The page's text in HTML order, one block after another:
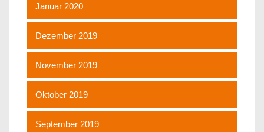
Januar 2020
Dezember 2019
November 2019
Oktober 2019
September 2019